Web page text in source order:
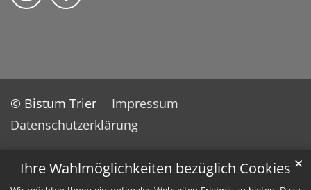
Ihre Wahlmöglichkeiten bezüglich Cookies ✕
© Bistum Trier
Impressum
Datenschutzerklärung